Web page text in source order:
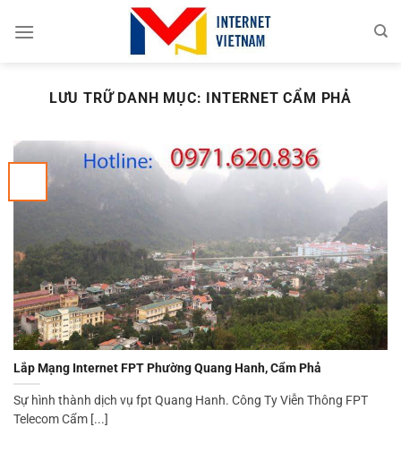
đến
LƯU TRỮ DANH MỤC: INTERNET CẨM PHẢ
Lắp Mạng Internet FPT Phường Quang Hanh, Cẩm Phả
Sự hình thành dịch vụ fpt Quang Hanh. Công Ty Viễn Thông FPT
Telecom Cẩm [...]